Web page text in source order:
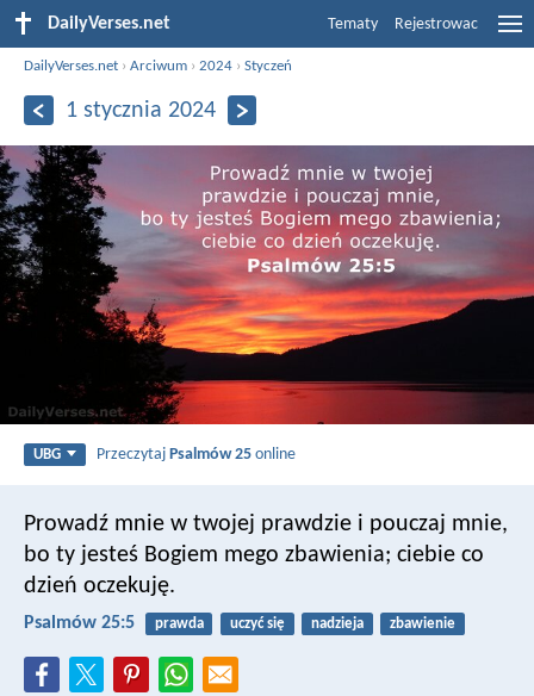
DailyVerses.net Tematy Rejestrowac
DailyVerses.net ›Arciwum ›2024 ›Styczeń
1 stycznia 2024
UBG PrzeczytajPsalmów 25 online
Prowadź mnie w twojej prawdzie i pouczaj mnie,
bo ty jesteś Bogiem mego zbawienia; ciebie co
dzień oczekuję.
Psalmów 25:5 prawda uczyć się nadzieja zbawienie